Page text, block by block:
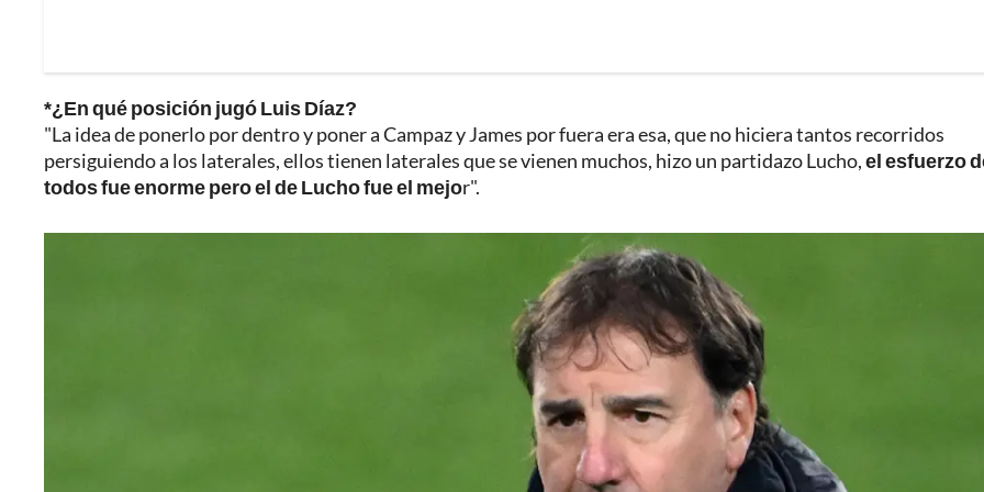
*¿En qué posición jugó Luis Díaz?
"La idea de ponerlo por dentro y poner a Campaz y James por fuera era esa, que no hiciera tantos recorridos
persiguiendo a los laterales, ellos tienen laterales que se vienen muchos, hizo un partidazo Lucho,el esfuerzo
todos fue enorme pero el de Lucho fue el mejor".